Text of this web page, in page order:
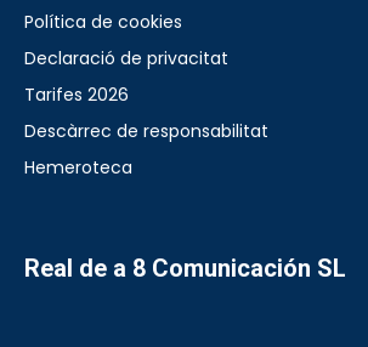
Política de cookies
Declaració de privacitat
Tarifes 2026
Descàrrec de responsabilitat
Hemeroteca
Real de a 8 Comunicación SL